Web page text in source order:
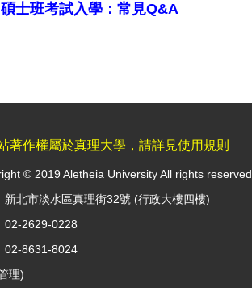
碩士班考試入學：常見Q&A
著作權屬於真理大學，請詳見使用規則
© 2019 Aletheia University All rights reserved
新北市淡水區真理街32號 (行政大樓四樓)
02-2629-0228
02-8631-8024
理)